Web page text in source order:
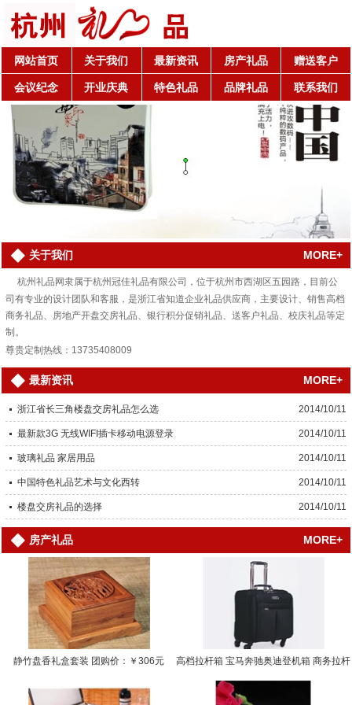
网站首页 关于我们 最新资讯 房产礼品 赠送客户
会议纪念 开业庆典 特色礼品 品牌礼品 联系我们
关于我们 MORE+
杭州礼品网隶属于杭州冠佳礼品有限公司，位于杭州市西湖区五园路，目前公
司有专业的设计团队和客服，是浙江省知道企业礼品供应商，主要设计、销售高档
商务礼品、房地产开盘交房礼品、银行积分促销礼品、送客户礼品、校庆礼品等定
制。
尊贵定制热线：13735408009
最新资讯 MORE+
浙江省长三角楼盘交房礼品怎么选 2014/10/11
最新款3G 无线WIFI插卡移动电源登录 2014/10/11
玻璃礼品 家居用品 2014/10/11
中国特色礼品艺术与文化西转 2014/10/11
楼盘交房礼品的选择 2014/10/11
房产礼品 MORE+
静竹盘香礼盒套装 团购价：￥306元 高档拉杆箱 宝马奔驰奥迪登机箱 商务拉杆
箱… 团购价：￥0.0000元